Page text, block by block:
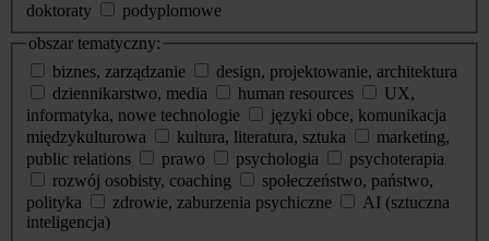
doktoraty
podyplomowe
obszar tematyczny:
biznes, zarządzanie
design, projektowanie, architektura
dziennikarstwo, media
human resources
UX,
informatyka, nowe technologie
języki obce, komunikacja
międzykulturowa
kultura, literatura, sztuka
marketing,
public relations
prawo psychologia
psychoterapia
rozwój osobisty, coaching
społeczeństwo, państwo,
polityka
zdrowie, zaburzenia psychiczne
AI (sztuczna
inteligencja)